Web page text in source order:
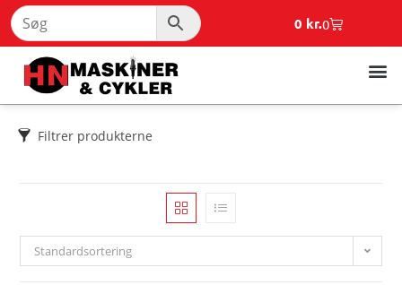
0 kr.0
Filtrer produkterne
Standardsortering